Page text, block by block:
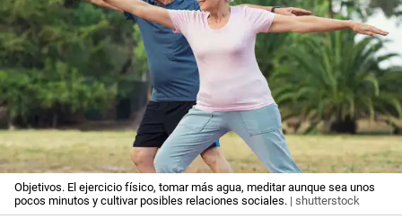
Objetivos. El ejercicio físico, tomar más agua, meditar aunque sea unos
pocos minutos y cultivar posibles relaciones sociales. | shutterstock